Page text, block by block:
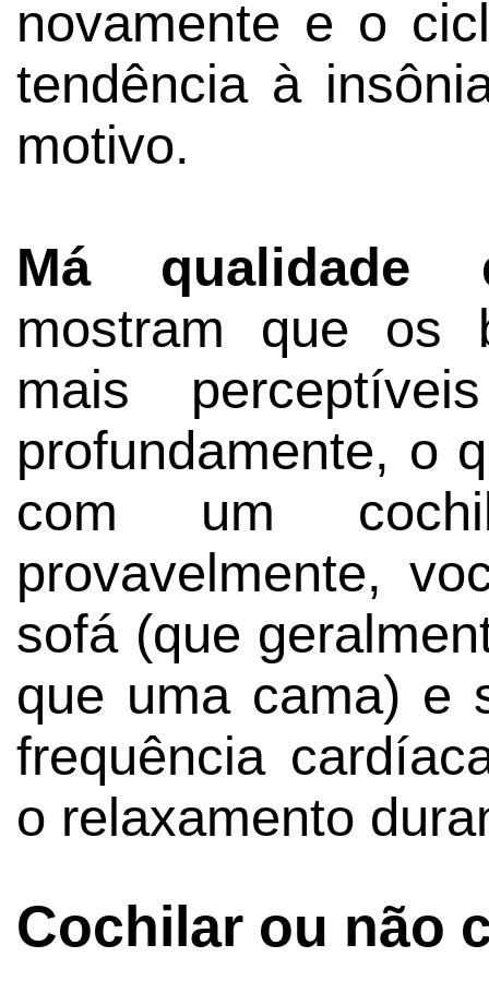
novamente e o
tendência à
motivo.
Má qualidade
mostram que os
mais
profundamente, o
com um
provavelmente,
sofá (que
que uma cama) e
frequência
o relaxamento
Cochilar ou não